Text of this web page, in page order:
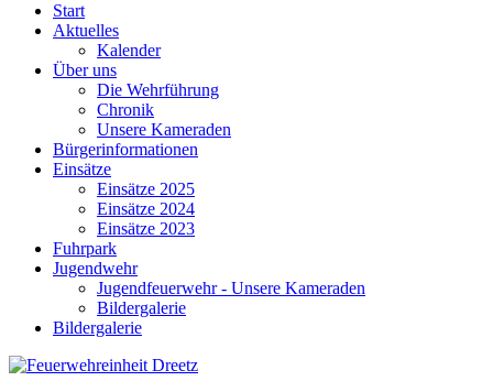
Start
Aktuelles
Kalender
Über uns
Die Wehrführung
Chronik
Unsere Kameraden
Bürgerinformationen
Einsätze
Einsätze 2025
Einsätze 2024
Einsätze 2023
Fuhrpark
Jugendwehr
Jugendfeuerwehr - Unsere Kameraden
Bildergalerie
Bildergalerie